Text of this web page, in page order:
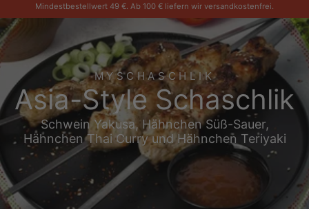
Pause
Diashow
Mindestbestellwert 49 €. Ab 100 € liefern wir versandkostenfrei.
MYSCHASCHLIK
Asia-Style Schaschlik
Schwein Yakusa, Hähnchen Süß-Sauer,
Hähnchen Thai Curry und Hähnchen Teriyaki